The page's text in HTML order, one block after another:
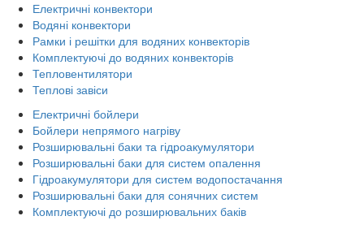
Електричні конвектори
Водяні конвектори
Рамки і решітки для водяних конвекторів
Комплектуючі до водяних конвекторів
Тепловентилятори
Теплові завіси
Електричні бойлери
Бойлери непрямого нагріву
Розширювальні баки та гідроакумулятори
Розширювальні баки для систем опалення
Гідроакумулятори для систем водопостачання
Розширювальні баки для сонячних систем
Комплектуючі до розширювальних баків